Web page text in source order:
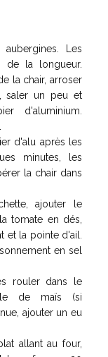
Les
la longueur.
la chair, arroser
saler un peu et
d'aluminium.
d'alu après les
minutes, les
la chair dans
ajouter le
tomate en dés,
et la pointe d'ail.
en sel
rouler dans le
de maïs (si
ajouter un eu
allant au four,